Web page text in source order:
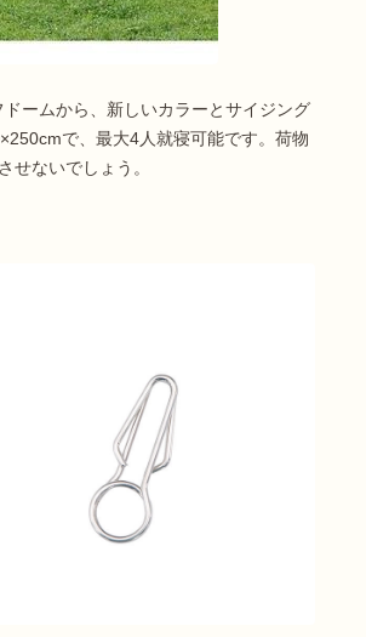
ームから、新しいカラーとサイジング
で、最大4人就寝可能です。荷物
せないでしょう。